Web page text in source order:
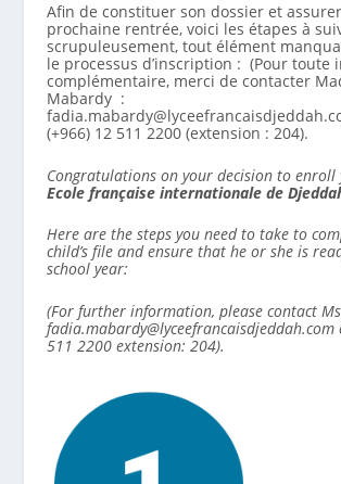
Afin de constituer son dossier et
prochaine rentrée, voici les étapes à
scrupuleusement, tout élément
le processus d’inscription : (Pour toute
complémentaire, merci de contacter
Mabardy :
(+966) 12 511 2200 (extension : 204).
Congratulations on your decision to
Ecole française internationale de
Here are the steps you need to take to
child’s file and ensure that he or she is
school year:
(For further information, please contact
fadia.mabardy@lyceefrancaisdjeddah.com
511 2200 extension: 204).